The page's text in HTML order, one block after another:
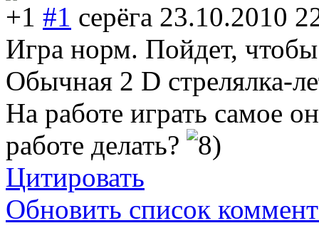
+1 #1 серёга 23.10.2010
Игра норм. Пойдет, чтобы
Обычная 2 D стрелялка-
На работе играть самое
работе делать?
Цитировать
Обновить список